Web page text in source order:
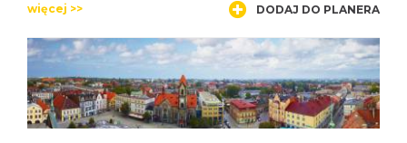
więcej >> DODAJ DO PLANERA